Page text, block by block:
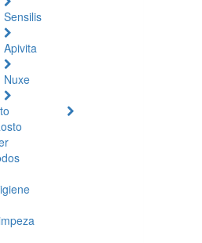
Sensilis
Apivita
Nuxe